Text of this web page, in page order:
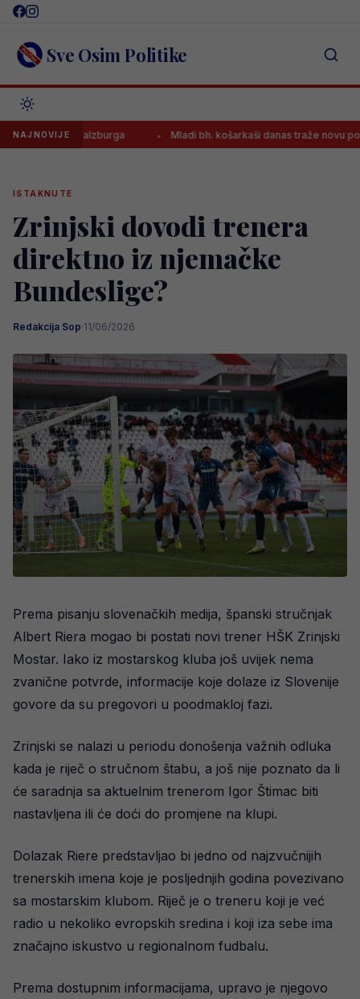
Skip
content Sve Osim Politike
NAJNOVIJE
Salzburga Mladi bh. košarkaši danas traže novu pobjedu
ISTAKNUTE
Zrinjski dovodi trenera
direktno iz njemačke
Bundeslige?
Redakcija Sop·11/06/2026
Prema pisanju slovenačkih medija, španski stručnjak
Albert Riera mogao bi postati novi trener HŠK Zrinjski
Mostar. Iako iz mostarskog kluba još uvijek nema
zvanične potvrde, informacije koje dolaze iz Slovenije
govore da su pregovori u poodmakloj fazi.
Zrinjski se nalazi u periodu donošenja važnih odluka
kada je riječ o stručnom štabu, a još nije poznato da li
će saradnja sa aktuelnim trenerom Igor Štimac biti
nastavljena ili će doći do promjene na klupi.
Dolazak Riere predstavljao bi jedno od najzvučnijih
trenerskih imena koje je posljednjih godina povezivano
sa mostarskim klubom. Riječ je o treneru koji je već
radio u nekoliko evropskih sredina i koji iza sebe ima
značajno iskustvo u regionalnom fudbalu.
Prema dostupnim informacijama, upravo je njegovo